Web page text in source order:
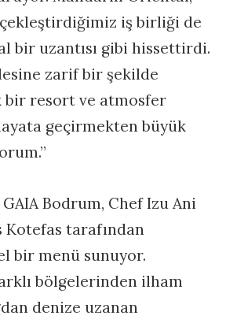
iş birliği de
bir uzantısı gibi hissettirdi.
zarif bir şekilde
bir resort ve atmosfer
geçirmekten büyük
Bodrum, Chef Izu Ani
Kotefas tarafından
bir menü sunuyor.
bölgelerinden ilham
denize uzanan